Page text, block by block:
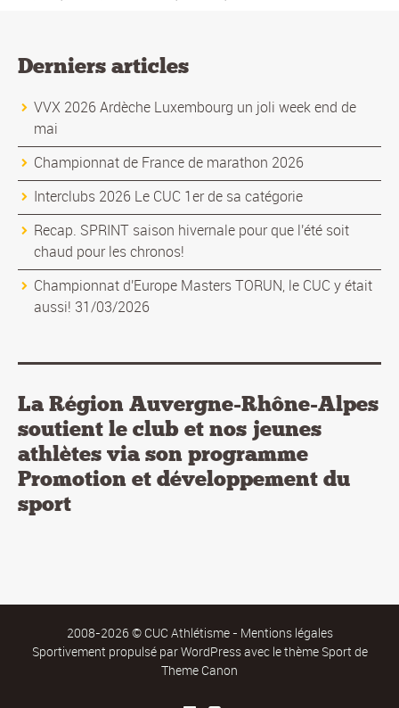
Derniers articles
VVX 2026 Ardèche Luxembourg un joli week end de
mai
Championnat de France de marathon 2026
Interclubs 2026 Le CUC 1er de sa catégorie
Recap. SPRINT saison hivernale pour que l'été soit
chaud pour les chronos!
Championnat d'Europe Masters TORUN, le CUC y était
aussi! 31/03/2026
La Région Auvergne-Rhône-Alpes
soutient le club et nos jeunes
athlètes via son programme
Promotion et développement du
sport
2008-2026 © CUC Athlétisme - Mentions légales
Sportivement propulsé parWordPressavec le thème Sport de
Theme Canon